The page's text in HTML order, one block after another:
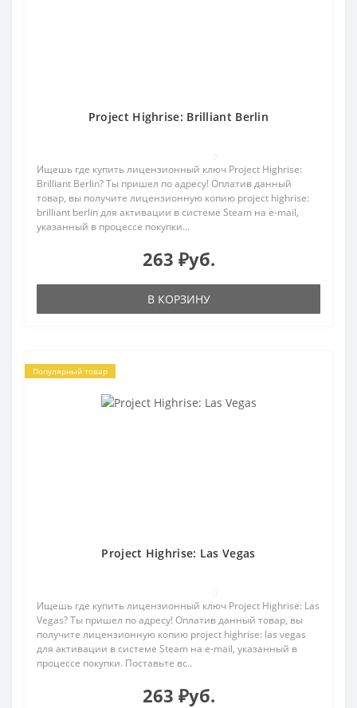
Project Highrise: Brilliant Berlin
Ищешь где купить лицензионный ключ Project Highrise:
Brilliant Berlin? Ты пришел по адресу! Оплатив данный
товар, вы получите лицензионную копию project highrise:
brilliant berlin для активации в системе Steam на e-mail,
указанный в процессе покупки...
263 ₽уб.
В КОРЗИНУ
Популярный товар
Project Highrise: Las Vegas
Ищешь где купить лицензионный ключ Project Highrise: Las
Vegas? Ты пришел по адресу! Оплатив данный товар, вы
получите лицензионную копию project highrise: las vegas
для активации в системе Steam на e-mail, указанный в
процессе покупки. Поставьте вс..
263 ₽уб.